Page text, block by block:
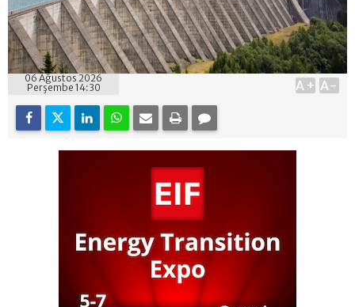
06 Ağustos 2026
Perşembe 14:30
A+ A-